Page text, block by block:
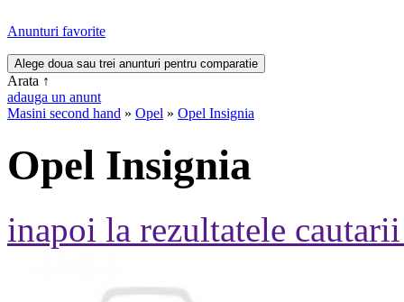
Anunturi favorite
Arata ↑
adauga un anunt
Masini second hand » Opel » Opel Insignia
Opel Insignia
inapoi la rezultatele